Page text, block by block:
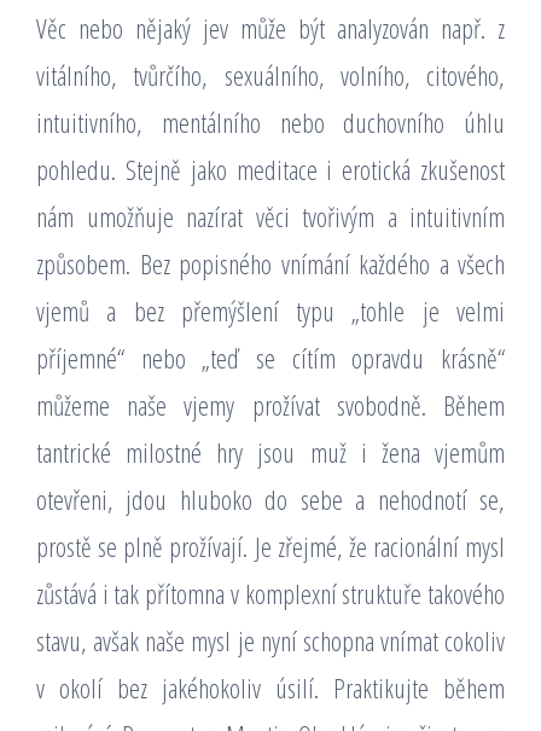
Věc nebo nějaký jev může být analyzován např. z
vitálního, tvůrčího, sexuálního, volního, citového,
intuitivního, mentálního nebo duchovního úhlu
pohledu. Stejně jako meditace i erotická zkušenost
nám umožňuje nazírat věci tvořivým a intuitivním
způsobem. Bez popisného vnímání každého a všech
vjemů a bez přemýšlení typu „tohle je velmi
příjemné“ nebo „teď se cítím opravdu krásně“
můžeme naše vjemy prožívat svobodně. Během
tantrické milostné hry jsou muž i žena vjemům
otevřeni, jdou hluboko do sebe a nehodnotí se,
prostě se plně prožívají. Je zřejmé, že racionální mysl
zůstává i tak přítomna v komplexní struktuře takového
stavu, avšak naše mysl je nyní schopna vnímat cokoliv
v okolí bez jakéhokoliv úsilí. Praktikujte během